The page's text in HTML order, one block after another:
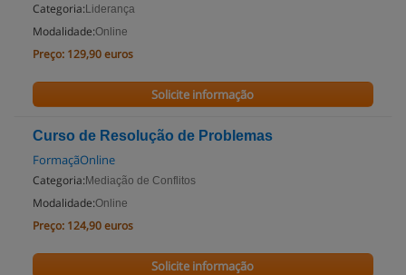
Categoria: Liderança
Modalidade:Online
Preço: 129,90 euros
Solicite informação
Curso de Resolução de Problemas
FormaçãOnline
Categoria: Mediação de Conflitos
Modalidade:Online
Preço: 124,90 euros
Solicite informação